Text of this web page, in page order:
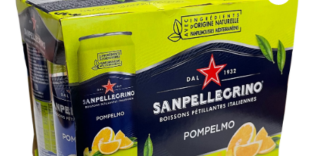
Pompelmo
6x33cl
aantal